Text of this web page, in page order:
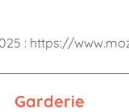
: https://
Garderie